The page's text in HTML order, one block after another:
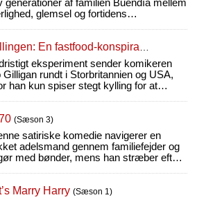
glemsel og fortidens
eksperiment sender komikeren
Gilligan rundt i Storbritannien og USA,
han kun spiser stegt kylling for at
(Sæson 3)
satiriske komedie navigerer en
adelsmand gennem familiefejder og
med bønder, mens han stræber efter
Marry Harry (Sæson 1)